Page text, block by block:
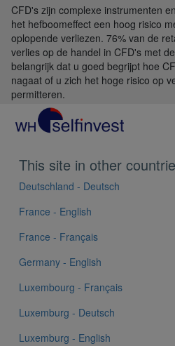
CFD's zijn complexe instrumenten
het hefboomeffect een hoog risico
oplopende verliezen. 76% van de
verlies op de handel in CFD's met
belangrijk dat u goed begrijpt hoe
nagaat of u zich het hoge risico op
permitteren.
This site in other
Deutschland - Deutsch
France - English
France - Français
Germany - English
Luxembourg - Français
Luxemburg - Deutsch
Luxemburg - English